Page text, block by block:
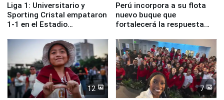
Liga 1: Universitario y
Sporting Cristal empataron
1-1 en el Estadio
Perú incorpora a su flota
nuevo buque que
fortalecerá la respuesta
12 7